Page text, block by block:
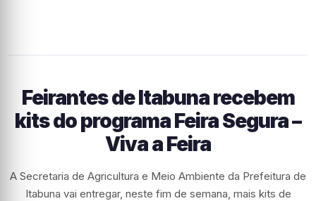
Feirantes de Itabuna recebem
kits do programa Feira Segura –
Viva a Feira
A Secretaria de Agricultura e Meio Ambiente da Prefeitura de
Itabuna vai entregar, neste fim de semana, mais kits de